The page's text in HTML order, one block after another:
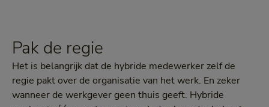
Pak de regie
Het is belangrijk dat de hybride medewerker zelf de
regie pakt over de organisatie van het werk. En zeker
wanneer de werkgever geen thuis geeft. Hybride